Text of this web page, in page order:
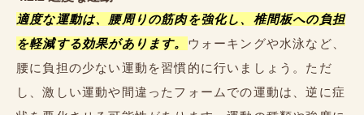
適度な運動は、腰周りの筋肉を強化し、椎間板への負担
を軽減する効果があります。 ウォーキングや水泳など、
腰に負担の少ない運動を習慣的に行いましょう。ただ
し、激しい運動や間違ったフォームでの運動は、逆に症